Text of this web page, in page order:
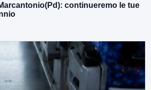
continueremo le tue